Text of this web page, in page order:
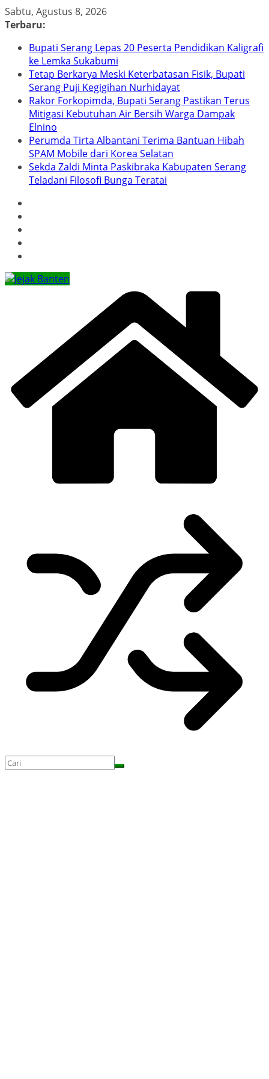
Skip
to
Sabtu, Agustus 8, 2026
Terbaru:
Bupati Serang Lepas 20 Peserta Pendidikan Kaligrafi
ke Lemka Sukabumi
Tetap Berkarya Meski Keterbatasan Fisik, Bupati
Serang Puji Kegigihan Nurhidayat
Rakor Forkopimda, Bupati Serang Pastikan Terus
Mitigasi Kebutuhan Air Bersih Warga Dampak
Elnino
Perumda Tirta Albantani Terima Bantuan Hibah
SPAM Mobile dari Korea Selatan
Sekda Zaldi Minta Paskibraka Kabupaten Serang
Teladani Filosofi Bunga Teratai